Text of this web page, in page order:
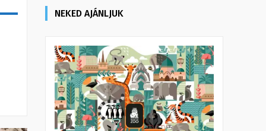
NEKED AJÁNLJUK